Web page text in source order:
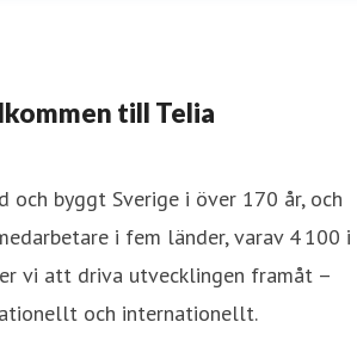
till Telia
och byggt Sverige i över 170 år, och
i fem länder, varav 4 100 i
vi att driva utvecklingen framåt –
och internationellt.